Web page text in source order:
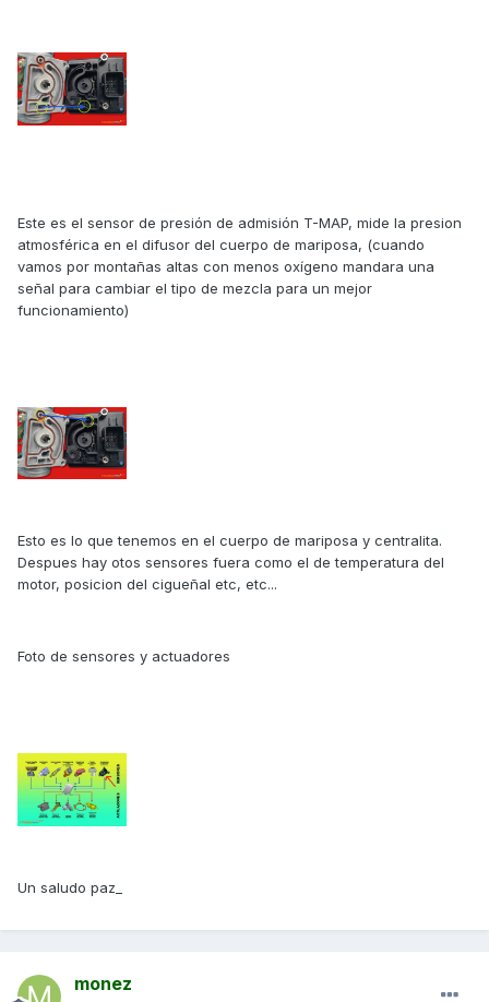
Este es el sensor de presión de admisión T-MAP, mide la presion
atmosférica en el difusor del cuerpo de mariposa, (cuando
vamos por montañas altas con menos oxígeno mandara una
señal para cambiar el tipo de mezcla para un mejor
funcionamiento)
Esto es lo que tenemos en el cuerpo de mariposa y centralita.
Despues hay otos sensores fuera como el de temperatura del
motor, posicion del cigueñal etc, etc...
Foto de sensores y actuadores
Un saludo paz_
monez